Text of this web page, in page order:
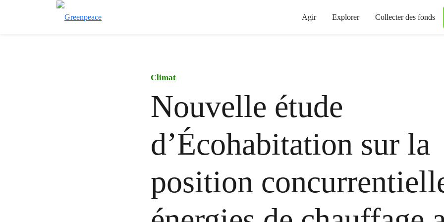
Agir Explorer Collecter des fonds
Climat
Nouvelle étude
d’Écohabitation sur la
position